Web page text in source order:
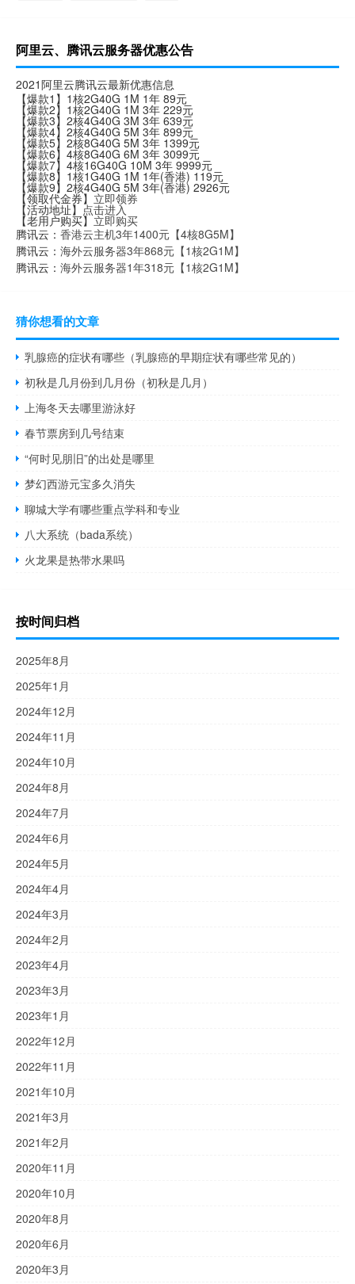
阿里云、腾讯云服务器优惠公告
2021阿里云腾讯云最新优惠信息
【爆款1】1核2G40G 1M 1年 89元
【爆款2】1核2G40G 1M 3年 229元
【爆款3】2核4G40G 3M 3年 639元
【爆款4】2核4G40G 5M 3年 899元
【爆款5】2核8G40G 5M 3年 1399元
【爆款6】4核8G40G 6M 3年 3099元
【爆款7】4核16G40G 10M 3年 9999元
【爆款8】1核1G40G 1M 1年(香港) 119元
【爆款9】2核4G40G 5M 3年(香港) 2926元
【领取代金券】 立即领券
【活动地址】 点击进入
【老用户购买】立即购买
腾讯云： 香港云主机3年1400元【4核8G5M】
腾讯云： 海外云服务器3年868元【1核2G1M】
腾讯云： 海外云服务器1年318元【1核2G1M】
猜你想看的文章
乳腺癌的症状有哪些（乳腺癌的早期症状有哪些常见的）
初秋是几月份到几月份（初秋是几月）
上海冬天去哪里游泳好
春节票房到几号结束
“何时见朋旧”的出处是哪里
梦幻西游元宝多久消失
聊城大学有哪些重点学科和专业
八大系统（bada系统）
火龙果是热带水果吗
按时间归档
2025年8月
2025年1月
2024年12月
2024年11月
2024年10月
2024年8月
2024年7月
2024年6月
2024年5月
2024年4月
2024年3月
2024年2月
2023年4月
2023年3月
2023年1月
2022年12月
2022年11月
2021年10月
2021年3月
2021年2月
2020年11月
2020年10月
2020年8月
2020年6月
2020年3月